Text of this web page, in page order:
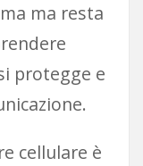
ma resta
protegge e
cellulare è